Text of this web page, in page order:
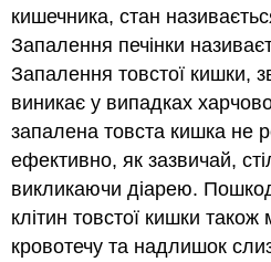
кишечника, стан
Запалення печінки
Запалення товстої кишки,
виникає у випадках
запалена товста кишка не
ефективно, як зазвичай,
викликаючи діарею.
клітин товстої кишки
кровотечу та надлишок